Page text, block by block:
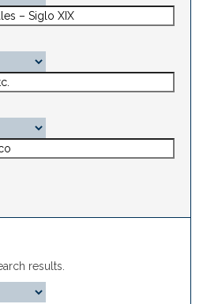
results.